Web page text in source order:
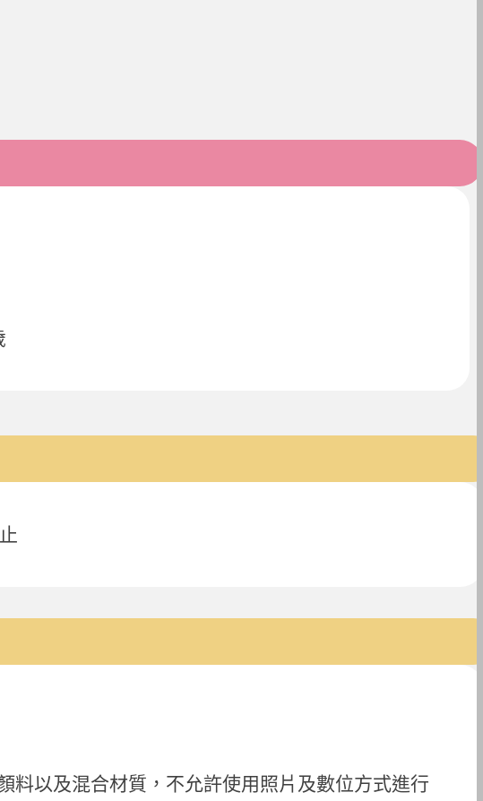
止
以及混合材質，不允許使用照片及數位方式進行